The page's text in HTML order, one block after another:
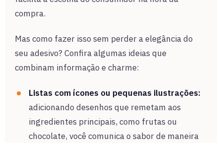
compra.
Mas como fazer isso sem perder a elegância do
seu adesivo? Confira algumas ideias que
combinam informação e charme:
Listas com ícones ou pequenas ilustrações:
adicionando desenhos que remetam aos
ingredientes principais, como frutas ou
chocolate, você comunica o sabor de maneira